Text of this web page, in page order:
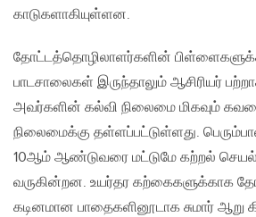
காடுகளாகியுள்ளன.
தோட்டத்தொழிலாளர்களின்
பாடசாலைகள் இருந்தாலும் ஆசிரியர்
அவர்களின் கல்வி நிலைமை மிகவும்
நிலைமைக்கு தள்ளப்பட்டுள்ளது.
10ஆம் ஆண்டுவரை மட்டுமே கற்றல்
வருகின்றன. உயர்தர கற்கைகளுக்காக
கடினமான பாதைகளினூடாக சுமார்